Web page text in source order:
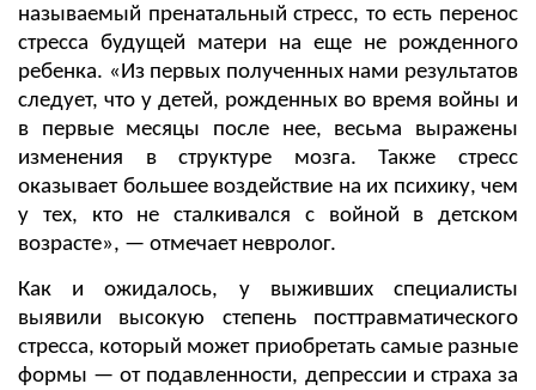
называемый пренатальный стресс, то есть перенос
стресса будущей матери на еще не рожденного
ребенка. «Из первых полученных нами результатов
следует, что у детей, рожденных во время войны и
в первые месяцы после нее, весьма выражены
изменения в структуре мозга. Также стресс
оказывает большее воздействие на их психику, чем
у тех, кто не сталкивался с войной в детском
возрасте», — отмечает невролог.
Как и ожидалось, у выживших специалисты
выявили высокую степень посттравматического
стресса, который может приобретать самые разные
формы — от подавленности, депрессии и страха за